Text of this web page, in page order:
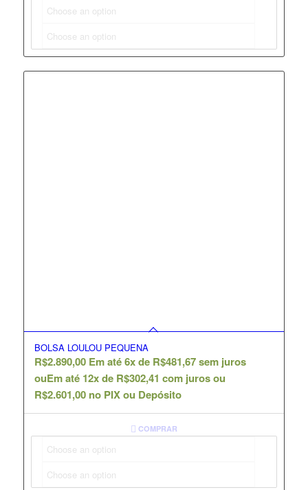
BOLSA LOULOU PEQUENA
R$2.890,00 Em até 6x de R$481,67sem juros
ouEm até 12x de R$302,41 com juros ou
R$2.601,00 no PIX ou Depósito
COMPRAR